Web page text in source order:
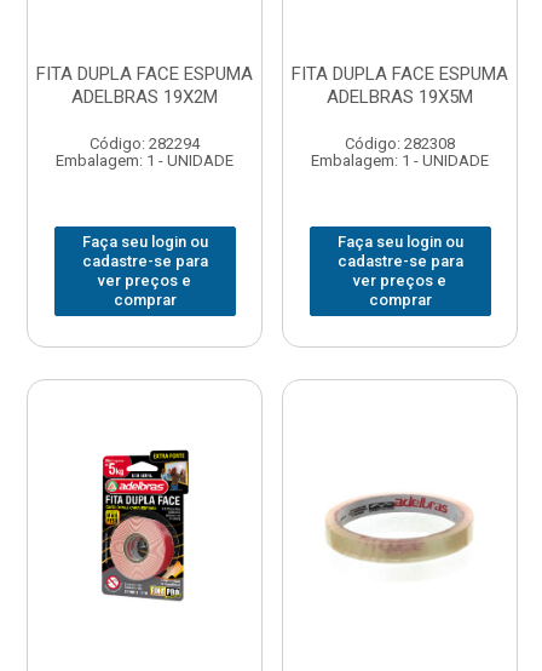
FITA DUPLA FACE ESPUMA
ADELBRAS 19X2M
Código: 282294
Embalagem: 1 - UNIDADE
Faça seu login ou
cadastre-se para
ver preços e
comprar
FITA DUPLA FACE ESPUMA
ADELBRAS 19X5M
Código: 282308
Embalagem: 1 - UNIDADE
Faça seu login ou
cadastre-se para
ver preços e
comprar